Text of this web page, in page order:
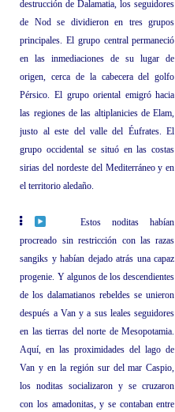
destrucción de Dalamatia, los seguidores
de Nod se dividieron en tres grupos
principales. El grupo central permaneció
en las inmediaciones de su lugar de
origen, cerca de la cabecera del golfo
Pérsico. El grupo oriental emigró hacia
las regiones de las altiplanicies de Elam,
justo al este del valle del Éufrates. El
grupo occidental se situó en las costas
sirias del nordeste del Mediterráneo y en
el territorio aledaño.
Estos noditas habían
procreado sin restricción con las razas
sangiks y habían dejado atrás una capaz
progenie. Y algunos de los descendientes
de los dalamatianos rebeldes se unieron
después a Van y a sus leales seguidores
en las tierras del norte de Mesopotamia.
Aquí, en las proximidades del lago de
Van y en la región sur del mar Caspio,
los noditas socializaron y se cruzaron
con los amadonitas, y se contaban entre